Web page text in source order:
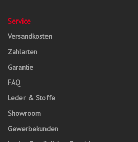
Service
Versandkosten
Zahlarten
Garantie
FAQ
Leder & Stoffe
Showroom
Gewerbekunden